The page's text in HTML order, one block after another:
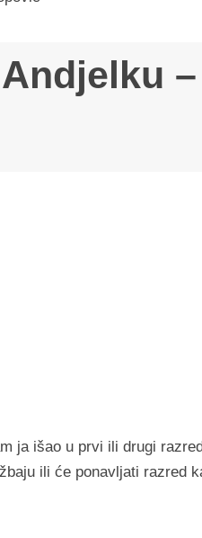
ja išao u prvi ili drugi
ili će ponavljati razred